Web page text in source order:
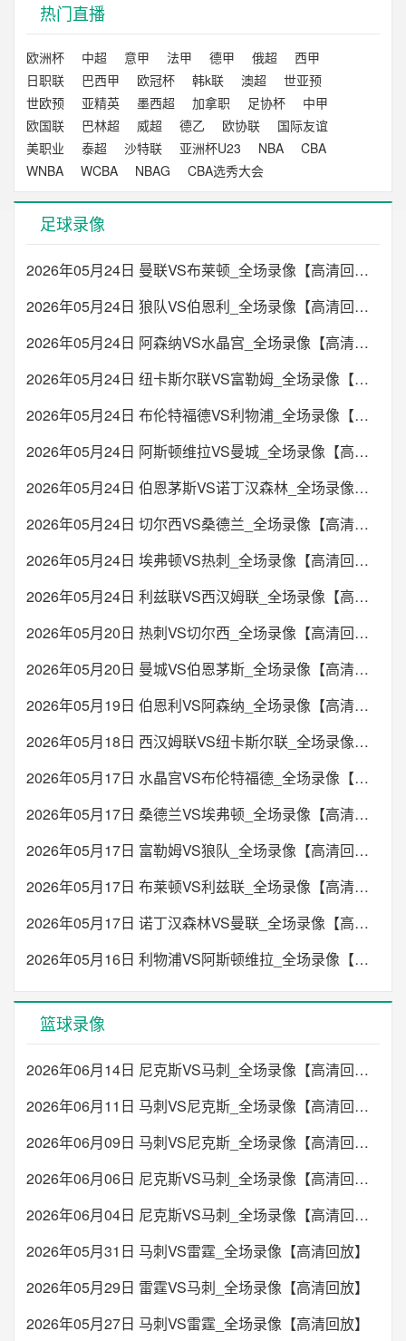
热门直播
欧洲杯 中超 意甲 法甲 德甲 俄超
西甲
日职联
巴西甲 欧冠杯 韩k联 澳超
世亚预
世欧预
亚精英 墨西超 加拿职 足协杯
中甲
欧国联
巴林超 威超 德乙 欧协联
国际友谊
美职业
泰超 沙特联 亚洲杯U23 NBA
CBA
WNBA
WCBA NBAG CBA选秀大会
足球录像
2026年05月24日 曼联VS布莱顿_全场录像【高清回放】
2026年05月24日 狼队VS伯恩利_全场录像【高清回放】
2026年05月24日 阿森纳VS水晶宫_全场录像【高清回放】
2026年05月24日 纽卡斯尔联VS富勒姆_全场录像【高清回放】
2026年05月24日 布伦特福德VS利物浦_全场录像【高清回放】
2026年05月24日 阿斯顿维拉VS曼城_全场录像【高清回放】
2026年05月24日 伯恩茅斯VS诺丁汉森林_全场录像【高清回放】
2026年05月24日 切尔西VS桑德兰_全场录像【高清回放】
2026年05月24日 埃弗顿VS热刺_全场录像【高清回放】
2026年05月24日 利兹联VS西汉姆联_全场录像【高清回放】
2026年05月20日 热刺VS切尔西_全场录像【高清回放】
2026年05月20日 曼城VS伯恩茅斯_全场录像【高清回放】
2026年05月19日 伯恩利VS阿森纳_全场录像【高清回放】
2026年05月18日 西汉姆联VS纽卡斯尔联_全场录像【高清回放】
2026年05月17日 水晶宫VS布伦特福德_全场录像【高清回放】
2026年05月17日 桑德兰VS埃弗顿_全场录像【高清回放】
2026年05月17日 富勒姆VS狼队_全场录像【高清回放】
2026年05月17日 布莱顿VS利兹联_全场录像【高清回放】
2026年05月17日 诺丁汉森林VS曼联_全场录像【高清回放】
2026年05月16日 利物浦VS阿斯顿维拉_全场录像【高清回放】
篮球录像
2026年06月14日 尼克斯VS马刺_全场录像【高清回放】
2026年06月11日 马刺VS尼克斯_全场录像【高清回放】
2026年06月09日 马刺VS尼克斯_全场录像【高清回放】
2026年06月06日 尼克斯VS马刺_全场录像【高清回放】
2026年06月04日 尼克斯VS马刺_全场录像【高清回放】
2026年05月31日 马刺VS雷霆_全场录像【高清回放】
2026年05月29日 雷霆VS马刺_全场录像【高清回放】
2026年05月27日 马刺VS雷霆_全场录像【高清回放】